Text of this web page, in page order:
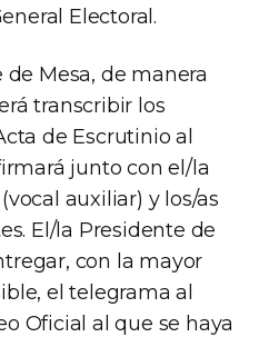
Electoral.
Mesa, de manera
transcribir los
de Escrutinio al
junto con el/la
auxiliar) y los/as
El/la Presidente de
con la mayor
el telegrama al
Oficial al que se haya